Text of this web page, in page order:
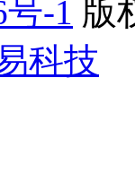
-1 版
科技